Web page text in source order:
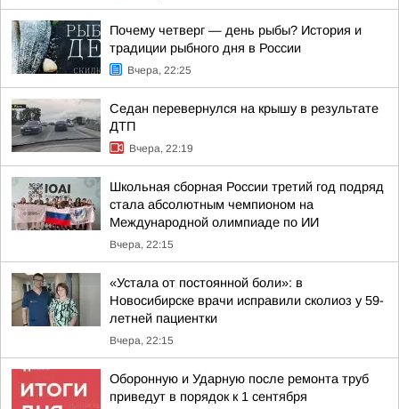
Почему четверг — день рыбы? История и
традиции рыбного дня в России
Вчера, 22:25
Седан перевернулся на крышу в результате
ДТП
Вчера, 22:19
Школьная сборная России третий год подряд
стала абсолютным чемпионом на
Международной олимпиаде по ИИ
Вчера, 22:15
«Устала от постоянной боли»: в
Новосибирске врачи исправили сколиоз у 59-
летней пациентки
Вчера, 22:15
Оборонную и Ударную после ремонта труб
приведут в порядок к 1 сентября